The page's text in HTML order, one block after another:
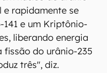
e rapidamente se
e um Kriptônio-
liberando energia
fissão do urânio-235
três", diz.